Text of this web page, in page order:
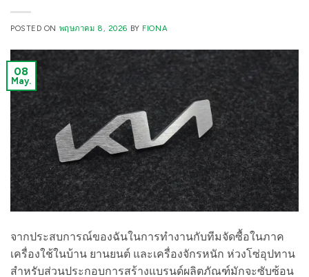
POSTED ON พฤษภาคม 8, 2026 BY FIONA
08
May.
จากประสบการณ์ของฉันในการทำงานกับทีมจัดซื้อในภาค
เครื่องใช้ในบ้าน ยานยนต์ และเครื่องจักรหนัก ห่วงโซ่อุปทาน
สำหรับส่วนประกอบการสร้างแบรนด์ผลิตภัณฑ์มักจะซับซ้อน